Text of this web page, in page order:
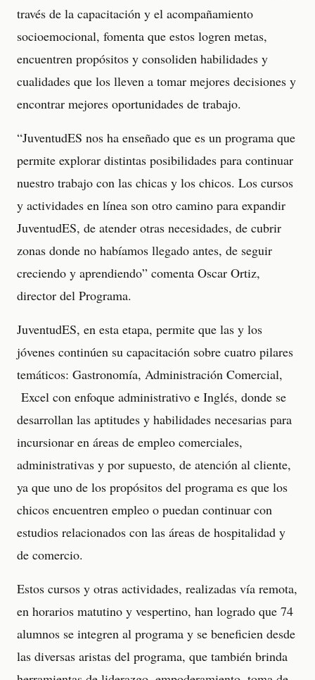
través de la capacitación y el acompañamiento
socioemocional, fomenta que estos logren metas,
encuentren propósitos y consoliden habilidades y
cualidades que los lleven a tomar mejores decisiones y
encontrar mejores oportunidades de trabajo.
“JuventudES nos ha enseñado que es un programa que
permite explorar distintas posibilidades para continuar
nuestro trabajo con las chicas y los chicos. Los cursos
y actividades en línea son otro camino para expandir
JuventudES, de atender otras necesidades, de cubrir
zonas donde no habíamos llegado antes, de seguir
creciendo y aprendiendo” comenta Oscar Ortiz,
director del Programa.
JuventudES, en esta etapa, permite que las y los
jóvenes continúen su capacitación sobre cuatro pilares
temáticos: Gastronomía, Administración Comercial,
Excel con enfoque administrativo e Inglés, donde se
desarrollan las aptitudes y habilidades necesarias para
incursionar en áreas de empleo comerciales,
administrativas y por supuesto, de atención al cliente,
ya que uno de los propósitos del programa es que los
chicos encuentren empleo o puedan continuar con
estudios relacionados con las áreas de hospitalidad y
de comercio.
Estos cursos y otras actividades, realizadas vía remota,
en horarios matutino y vespertino, han logrado que 74
alumnos se integren al programa y se beneficien desde
las diversas aristas del programa, que también brinda